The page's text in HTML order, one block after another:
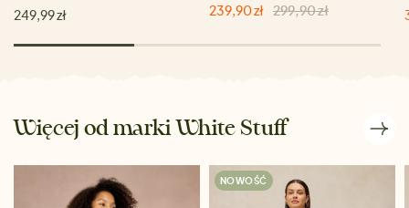
249,99 zł
239,90 zł 299,90 zł
Więcej od marki White Stuff
NOWOŚĆ